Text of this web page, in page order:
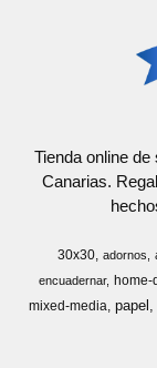
Tienda online
Canarias.
30x30 adornos
encuadernar
home-
mixed-media papel